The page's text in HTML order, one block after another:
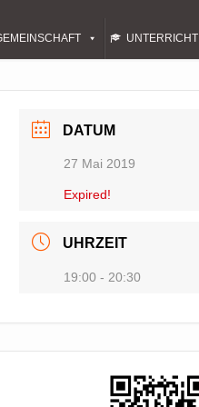
UNTERRICHT
DATUM
27 Mai 2019
Expired!
UHRZEIT
19:00 - 20:30